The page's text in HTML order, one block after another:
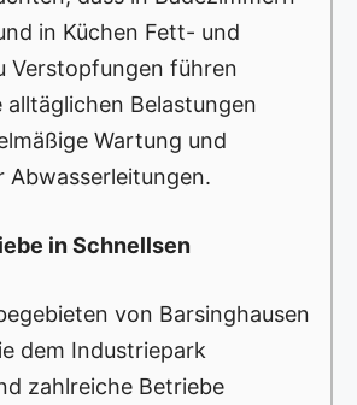
in Küchen Fett- und
Verstopfungen führen
alltäglichen Belastungen
Wartung und
Abwasserleitungen.
in Schnellsen
von Barsinghausen
dem Industriepark
zahlreiche Betriebe